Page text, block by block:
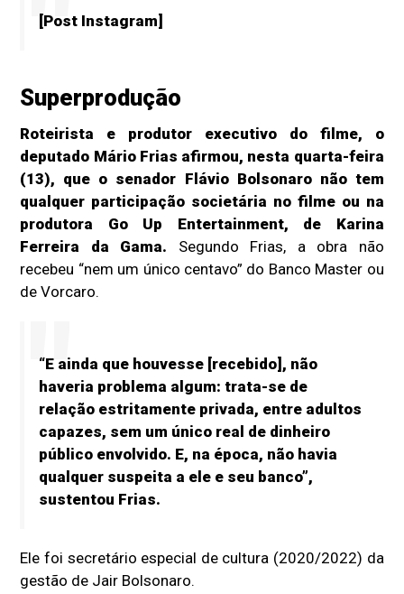
[Post Instagram]
Superprodução
Roteirista e produtor executivo do filme, o
deputado Mário Frias afirmou, nesta quarta-feira
(13), que o senador Flávio Bolsonaro não tem
qualquer participação societária no filme ou na
produtora Go Up Entertainment, de Karina
Ferreira da Gama. Segundo Frias, a obra não
recebeu “nem um único centavo” do Banco Master ou
de Vorcaro.
“E ainda que houvesse [recebido], não
haveria problema algum: trata-se de
relação estritamente privada, entre adultos
capazes, sem um único real de dinheiro
público envolvido. E, na época, não havia
qualquer suspeita a ele e seu banco”,
sustentou Frias.
Ele foi secretário especial de cultura (2020/2022) da
gestão de Jair Bolsonaro.